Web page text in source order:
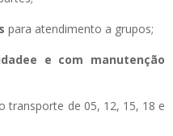
para atendimento a grupos;
e com manutenção
transporte de 05, 12, 15, 18 e